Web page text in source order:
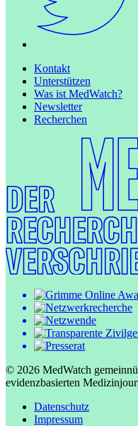
Kontakt
Unterstützen
Was ist MedWatch?
Newsletter
Recherchen
© 2026 MedWatch
evidenzbasierten
Datenschutz
Impressum